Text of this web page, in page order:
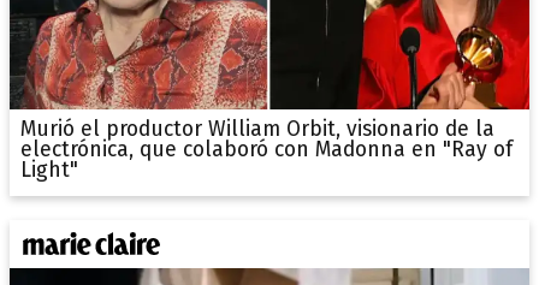
Murió el productor William Orbit, visionario de la
electrónica, que colaboró con Madonna en "Ray of
Light"